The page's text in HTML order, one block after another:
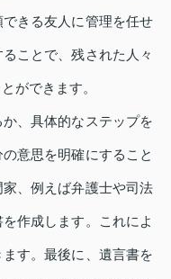
きる友人に管理を任せ
ことで、残された人々
ができます。
、具体的なステップを
意思を明確にすること
、例えば弁護士や司法
作成します。これによ
す。最後に、遺言書を